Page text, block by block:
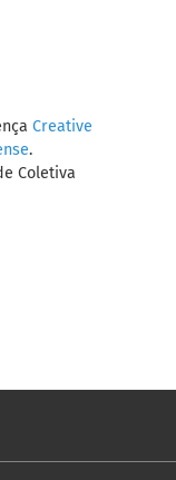
Creative
.
Coletiva